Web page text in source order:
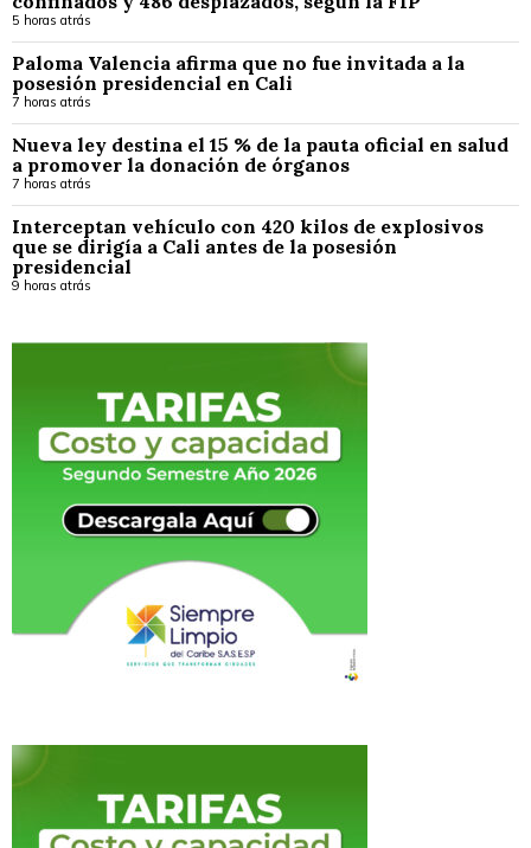
5 horas atrás
Paloma Valencia afirma que no fue invitada a la
posesión presidencial en Cali
7 horas atrás
Nueva ley destina el 15 % de la pauta oficial en salud
a promover la donación de órganos
7 horas atrás
Interceptan vehículo con 420 kilos de explosivos
que se dirigía a Cali antes de la posesión
presidencial
9 horas atrás